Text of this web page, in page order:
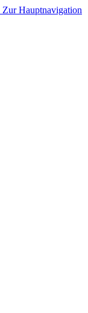
Zur Hauptnavigation